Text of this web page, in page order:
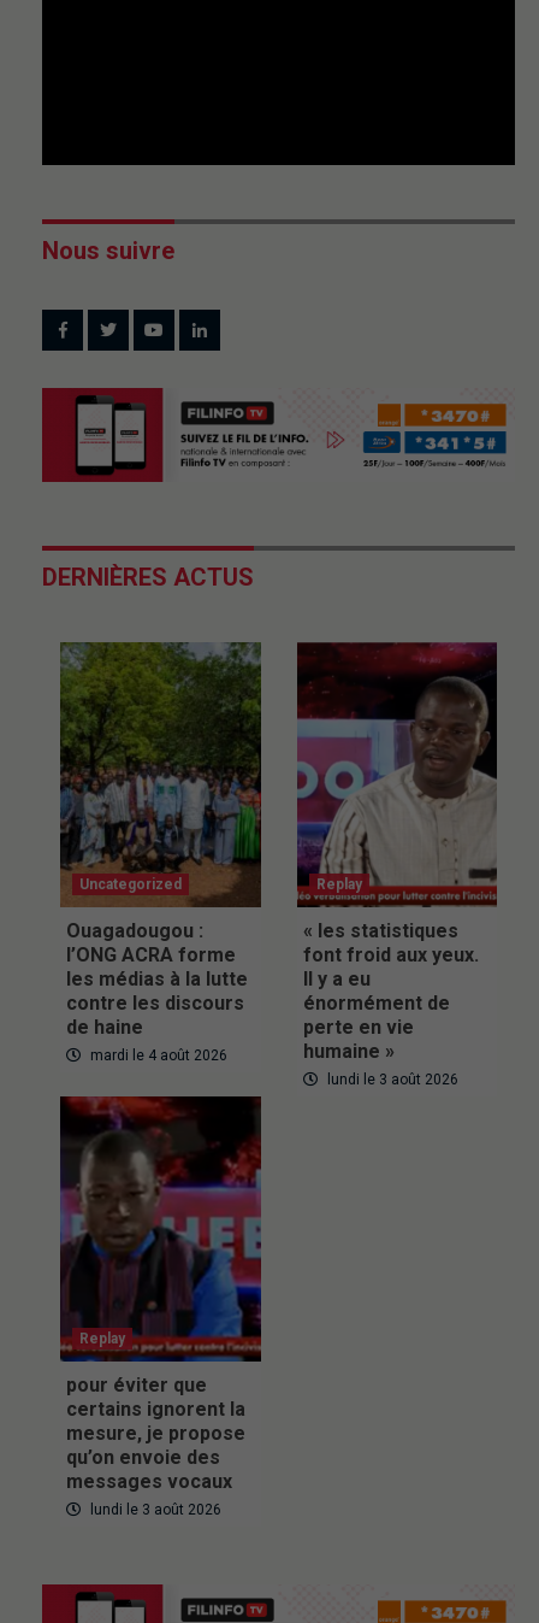
Nous suivre
DERNIÈRES ACTUS
Uncategorized
Ouagadougou :
l’ONG ACRA forme
les médias à la lutte
contre les discours
de haine
mardi le 4 août 2026
Replay
« les statistiques
font froid aux yeux.
Il y a eu
énormément de
perte en vie
humaine »
lundi le 3 août 2026
Replay
pour éviter que
certains ignorent la
mesure, je propose
qu’on envoie des
messages vocaux
lundi le 3 août 2026